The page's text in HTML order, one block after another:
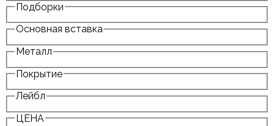
Подборки
Основная вставка
Металл
Покрытие
Лейбл
ЦЕНА